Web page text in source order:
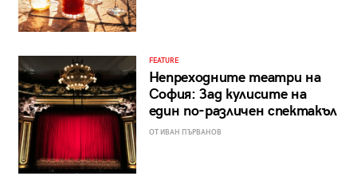
FEATURE
Непреходните театри на
София: Зад кулисите на
един по-различен спектакъл
ОТ ИВАН ПЪРВАНОВ